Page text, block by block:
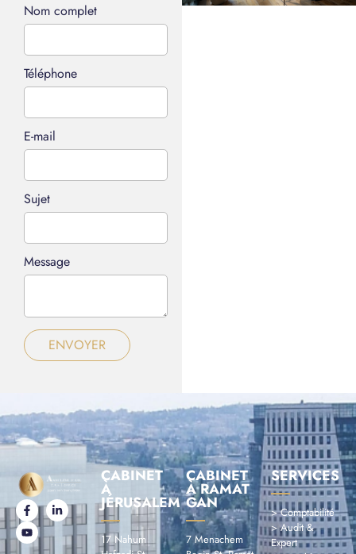
Nom complet
Téléphone
E-mail
Sujet
Message
ENVOYER
CABINET
À
JÉRUSALEM
17 Nahum
CABINET
À RAMAT
GAN
7 Menachem
SERVICES
> Comptabilité
> Audit &
Expert